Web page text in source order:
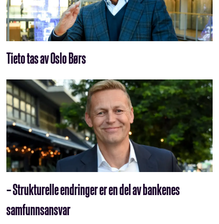
Tieto tas av Oslo Børs
– Strukturelle endringer er en del av bankenes
samfunnsansvar